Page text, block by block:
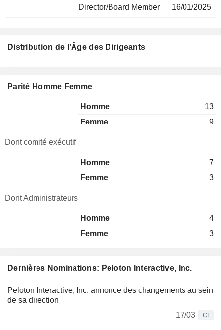
Director/Board Member 16/01/2025
Dernières Nominations: Peloton Interactive, Inc.
Peloton Interactive, Inc. annonce des changements au sein
de sa direction
17/03
CI
Distribution de l'Âge des Dirigeants
Parité Homme Femme
Homme
13
Femme
9
Dont comité exécutif
Homme
7
Femme
3
Dont Administrateurs
Homme
4
Femme
3